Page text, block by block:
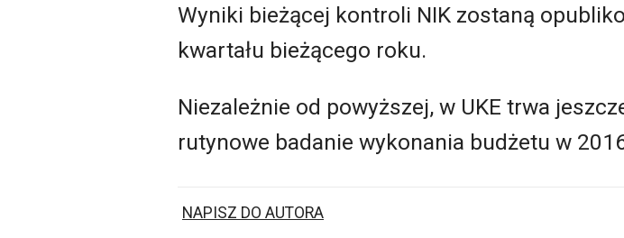
Wyniki bieżącej kontroli NIK zostaną
kwartału bieżącego roku.
Niezależnie od powyższej, w UKE trwa
rutynowe badanie wykonania budżetu w
NAPISZ DO AUTORA